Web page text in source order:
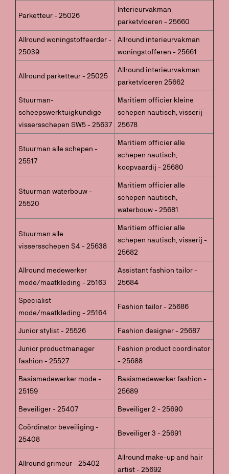
Parketteur - 25026
Interieurvakman
parketvloeren - 25660
Allround woningstoffeerder -
25039
Allround interieurvakman
woningstofferen - 25661
Allround parketteur - 25025
Allround interieurvakman
parketvloeren 25662
Stuurman-
scheepswerktuigkundige
vissersschepen SW5 - 25637
Maritiem officier kleine
schepen nautisch, visserij -
25678
Stuurman alle schepen -
25517
Maritiem officier alle
schepen nautisch,
koopvaardij - 25680
Stuurman waterbouw -
25520
Maritiem officier alle
schepen nautisch,
waterbouw - 25681
Stuurman alle
vissersschepen S4 - 25638
Maritiem officier alle
schepen nautisch, visserij -
25682
Allround medewerker
mode/maatkleding - 25163
Assistant fashion tailor -
25684
Specialist
mode/maatkleding - 25164
Fashion tailor - 25686
Junior stylist - 25526 Fashion designer - 25687
Junior productmanager
fashion - 25527
Fashion product coordinator
- 25688
Basismedewerker mode -
25159
Basismedewerker fashion -
25689
Beveiliger - 25407 Beveiliger 2 - 25690
Coördinator beveiliging -
25408
Beveiliger 3 - 25691
Allround grimeur - 25402
Allround make-up and hair
artist - 25692